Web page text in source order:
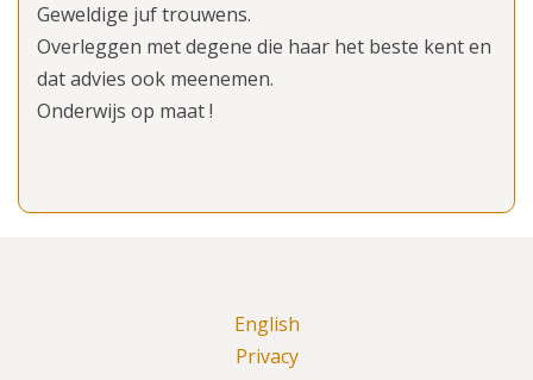
Geweldige juf trouwens.
Overleggen met degene die haar het beste kent en
dat advies ook meenemen.
Onderwijs op maat !
English
Privacy